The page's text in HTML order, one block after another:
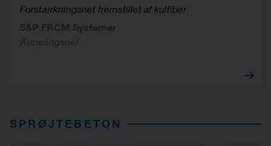
Forstærkningsnet fremstillet af kulfiber
S&P FRCM Systemer
Armeringsnet
SPRØJTEBETON